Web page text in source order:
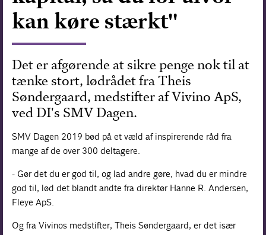
kan køre stærkt"
Det er afgørende at sikre penge nok til at
tænke stort, lødrådet fra Theis
Søndergaard, medstifter af Vivino ApS,
ved DI's SMV Dagen.
SMV Dagen 2019 bød på et væld af inspirerende råd fra
mange af de over 300 deltagere.
- Gør det du er god til, og lad andre gøre, hvad du er mindre
god til, lød det blandt andte fra direktør Hanne R. Andersen,
Fleye ApS.
Og fra Vivinos medstifter, Theis Søndergaard, er det især